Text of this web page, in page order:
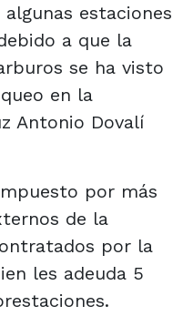
estaciones
a que la
se ha visto
en la
Antonio Dovalí
por más
de la
por la
les adeuda 5